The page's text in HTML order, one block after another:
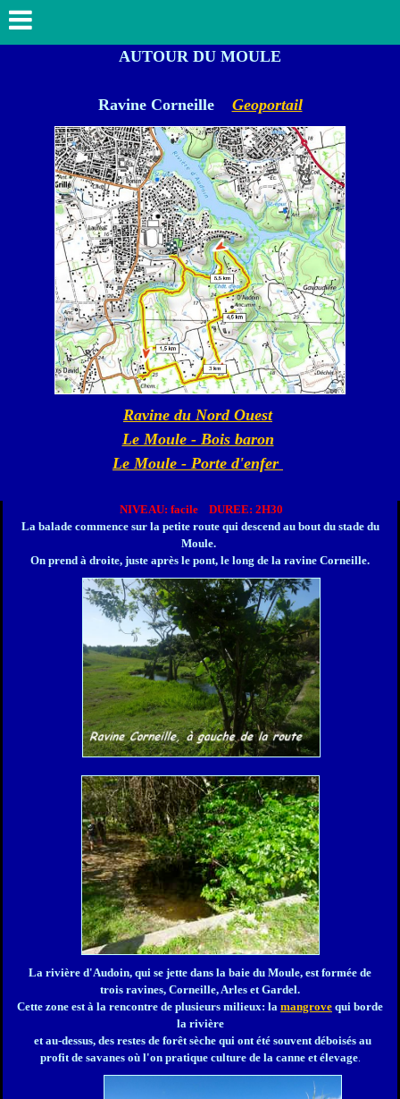
AUTOUR DU MOULE
Ravine Corneille Geoportail
Ravine du Nord Ouest
Le Moule - Bois baron
Le Moule - Porte d'enfer
NIVEAU: facile DUREE: 2H30
La balade commence sur la petite route qui descend au bout du stade du
Moule.
On prend à droite, juste après le pont, le long de la ravine Corneille.
La rivière d'Audoin, qui se jette dans la baie du Moule, est formée de
trois ravines, Corneille, Arles et Gardel.
Cette zone est à la rencontre de plusieurs milieux: la mangrove qui borde
la rivière
et au-dessus, des restes de forêt sèche qui ont été souvent déboisés au
profit de savanes où l'on pratique culture de la canne et élevage.